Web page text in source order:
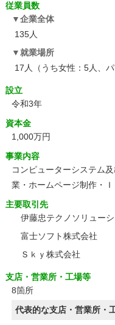
従業員数
企業全体
135人
就業場所
17人（うち女性：5人、パ
設立
令和3年
資本金
1,000万円
事業内容
コンピューターシステム
業・ホームページ制作・
主要取引先
伊藤忠テクノソリュー
富士ソフト株式会社
Ｓｋｙ株式会社
支店・営業所・工場等
8箇所
代表的な支店・営業所・